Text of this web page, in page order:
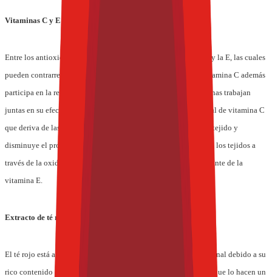
Vitaminas C y E y selenio
Entre los antioxidantes conocidos se encuentran la vitamina C y la E, las cuales
pueden contrarrestar los efectos nocivos de la oxidación. La vitamina C además
participa en la regeneración de la vitamina E y estas dos vitaminas trabajan
juntas en su efecto antioxidante. La acerola es una fuente natural de vitamina C
que deriva de las plantas. El selenio conserva la elasticidad del tejido y
disminuye el proceso de envejecimiento y el endurecimiento de los tejidos a
través de la oxidación, y también incrementa el efecto antioxidante de la
vitamina E.
Extracto de té rojo (rooibos) y licopeno
El té rojo está adquiriendo popularidad como ingrediente funcional debido a su
rico contenido en flavonas, polifenoles y compuestos fenólicos que lo hacen un